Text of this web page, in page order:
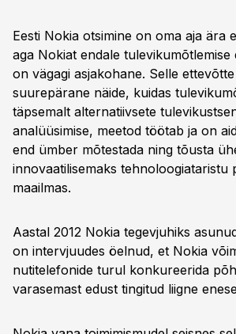
Eesti Nokia otsimine on oma aja ära
aga Nokiat endale tulevikumõtlemise
on vägagi asjakohane. Selle
suurepärane näide, kuidas
täpsemalt alternatiivsete
analüüsimise, meetod töötab ja on
end ümber mõtestada ning tõusta
innovaatilisemaks tehnoloogiataristu
maailmas.
Aastal 2012 Nokia tegevjuhiks
on intervjuudes öelnud, et Nokia
nutitelefonide turul konkureerida
varasemast edust tingitud liigne